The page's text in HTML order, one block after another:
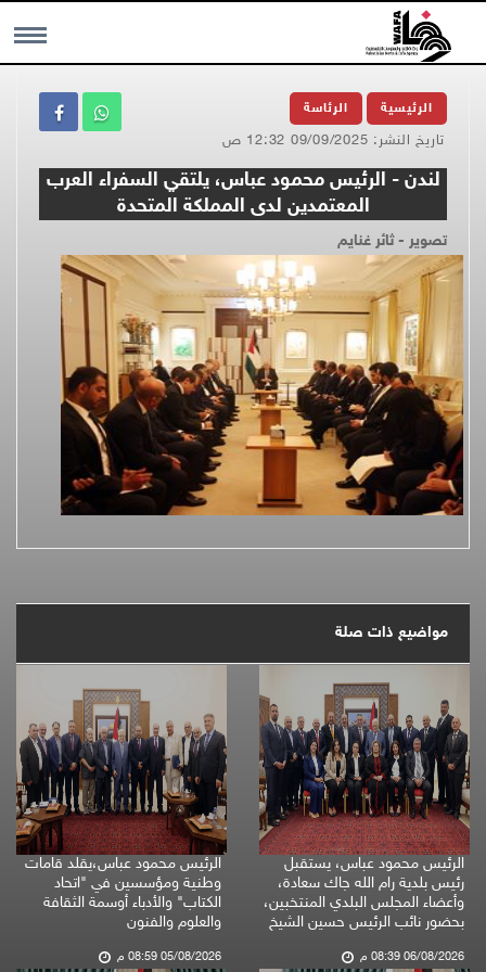
MENU الرئيسية الرئاسة
تاريخ النشر: 09/09/2025 12:32 ص
لندن - الرئيس محمود عباس، يلتقي السفراء العرب
المعتمدين لدى المملكة المتحدة
تصوير - ثائر غنايم
مواضيع ذات صلة
الرئيس محمود عباس، يستقبل
رئيس بلدية رام الله جاك سعادة،
وأعضاء المجلس البلدي المنتخبين،
بحضور نائب الرئيس حسين الشيخ
06/08/2026 08:39 م
الرئيس محمود عباس،يقلد قامات
وطنية ومؤسسين في "اتحاد
الكتاب" والأدباء أوسمة الثقافة
والعلوم والفنون
05/08/2026 08:59 م